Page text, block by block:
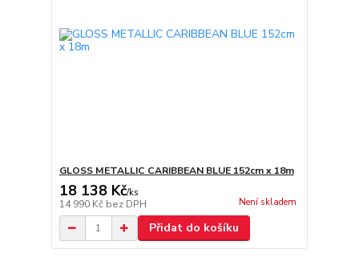
GLOSS METALLIC CARIBBEAN BLUE 152cm x 18m
18 138 Kč/ks
14 990 Kč bez DPH Není skladem
Přidat do košíku